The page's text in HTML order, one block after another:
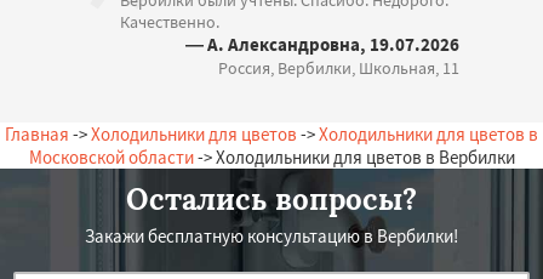
Качественно.
— А. Александровна, 19.07.2026
Россия, Вербилки, Школьная, 11
Главная ->Холодильники для цветов ->Холодильники для цветов в
Московской области-> Холодильники для цветов в Вербилки
Остались вопросы?
Закажи бесплатную консультацию в Вербилки!